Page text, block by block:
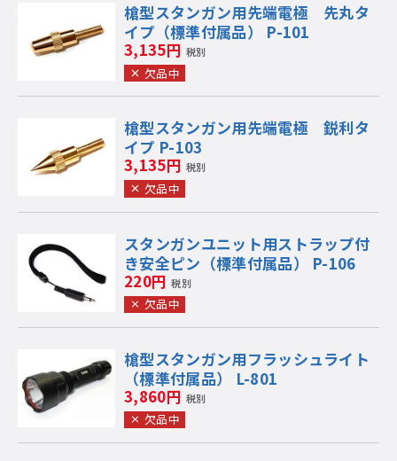
槍型スタンガン用先端電極 先丸タ
イプ（標準付属品） P-101
3,135円 税別
欠品中
槍型スタンガン用先端電極 鋭利タ
イプ P-103
3,135円 税別
欠品中
スタンガンユニット用ストラップ付
き安全ピン（標準付属品） P-106
220円 税別
欠品中
槍型スタンガン用フラッシュライト
（標準付属品） L-801
3,860円 税別
欠品中